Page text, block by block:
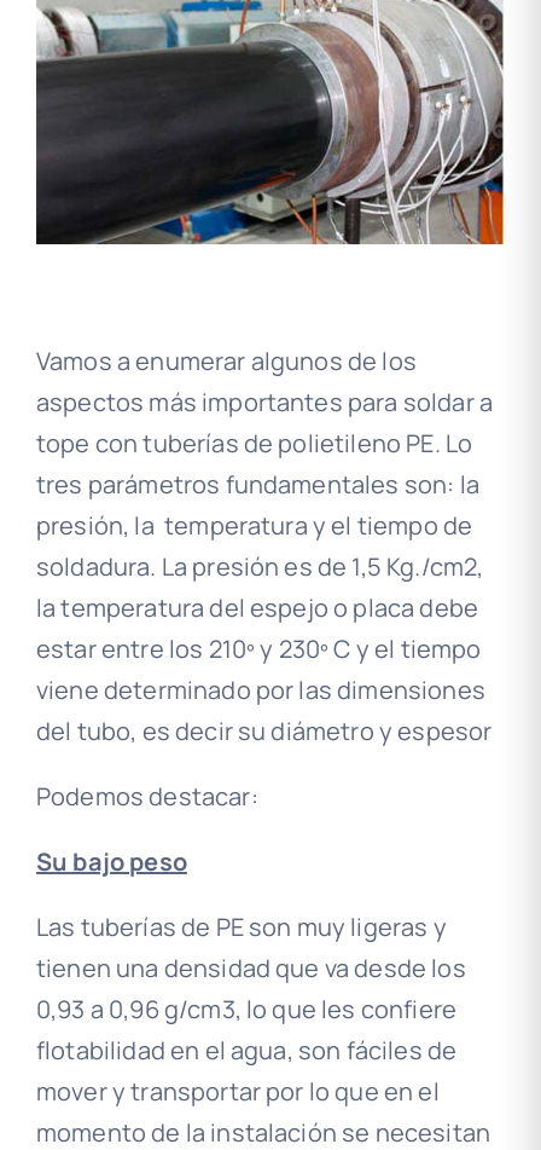
Vamos a enumerar algunos de los
aspectos más importantes para soldar a
tope con tuberías de polietileno PE. Lo
tres parámetros fundamentales son: la
presión, la temperatura y el tiempo de
soldadura. La presión es de 1,5 Kg./cm2,
la temperatura del espejo o placa debe
estar entre los 210º y 230º C y el tiempo
viene determinado por las dimensiones
del tubo, es decir su diámetro y espesor
Podemos destacar:
Su bajo peso
Las tuberías de PE son muy ligeras y
tienen una densidad que va desde los
0,93 a 0,96 g/cm3, lo que les confiere
flotabilidad en el agua, son fáciles de
mover y transportar por lo que en el
momento de la instalación se necesitan